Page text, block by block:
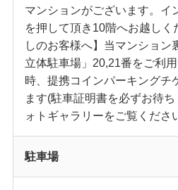
マンションがございます。イ
を押して頂き10階へお越しく
しのお客様へ】当マンション
立体駐車場」20,21番をご利
時、提携コインパーキングチ
ます(駐車証明書を必ずお待
ォトギャラリーをご覧くださ
駐車場